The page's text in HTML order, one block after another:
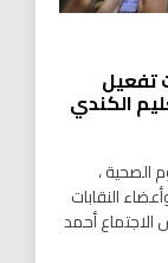
تفعيل
الكندي
الصحية ،
النقابات
الاجتماع أحمد